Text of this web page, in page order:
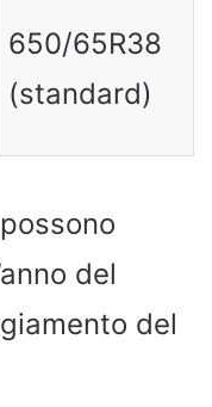
650/65R38
(standard)
del
del